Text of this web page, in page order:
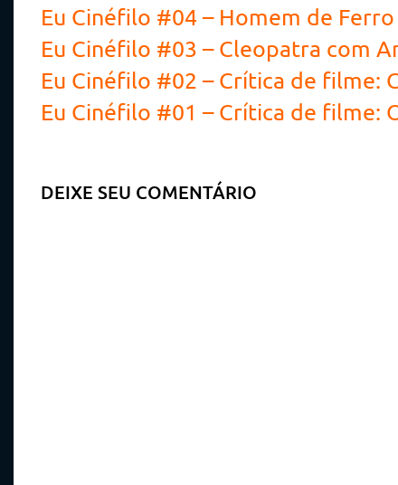
Eu Cinéfilo #04 – Homem de
Eu Cinéfilo #03 – Cleopatra com
Eu Cinéfilo #02 – Crítica de filme:
Eu Cinéfilo #01 – Crítica de filme:
DEIXE SEU COMENTÁRIO